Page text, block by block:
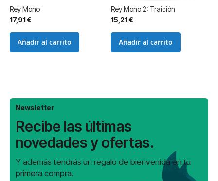
Rey Mono
17,91 €
Añadir al carrito
Rey Mono 2: Traición
15,21 €
Añadir al carrito
Newsletter
Recibe las últimas
novedades y ofertas.
Y además tendrás un regalo de bienvenida en tu
primera compra.